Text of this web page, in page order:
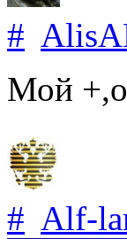
#
Мой
# Alf-